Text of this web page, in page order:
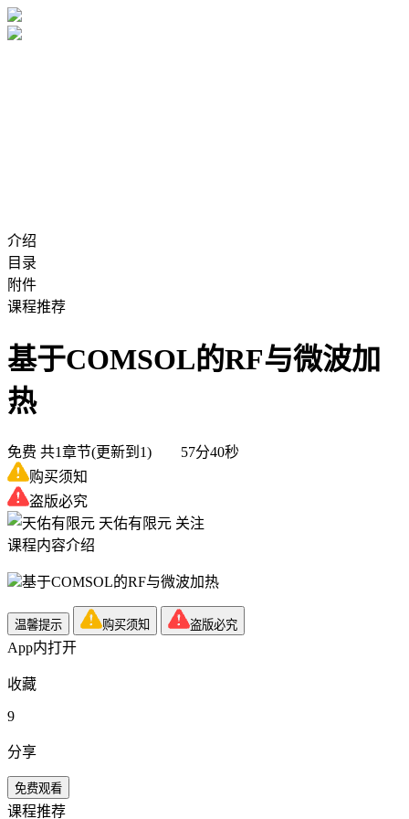
介绍
目录
附件
课程推荐
基于COMSOL的RF与微波加
热
免费 共1章节(更新到1) 57分40秒
购买须知
盗版必究
天佑有限元 关注
课程内容介绍
基于COMSOL的RF与微波加热
温馨提示 购买须知 盗版必究
App内打开
收藏
9
分享
免费观看
课程推荐